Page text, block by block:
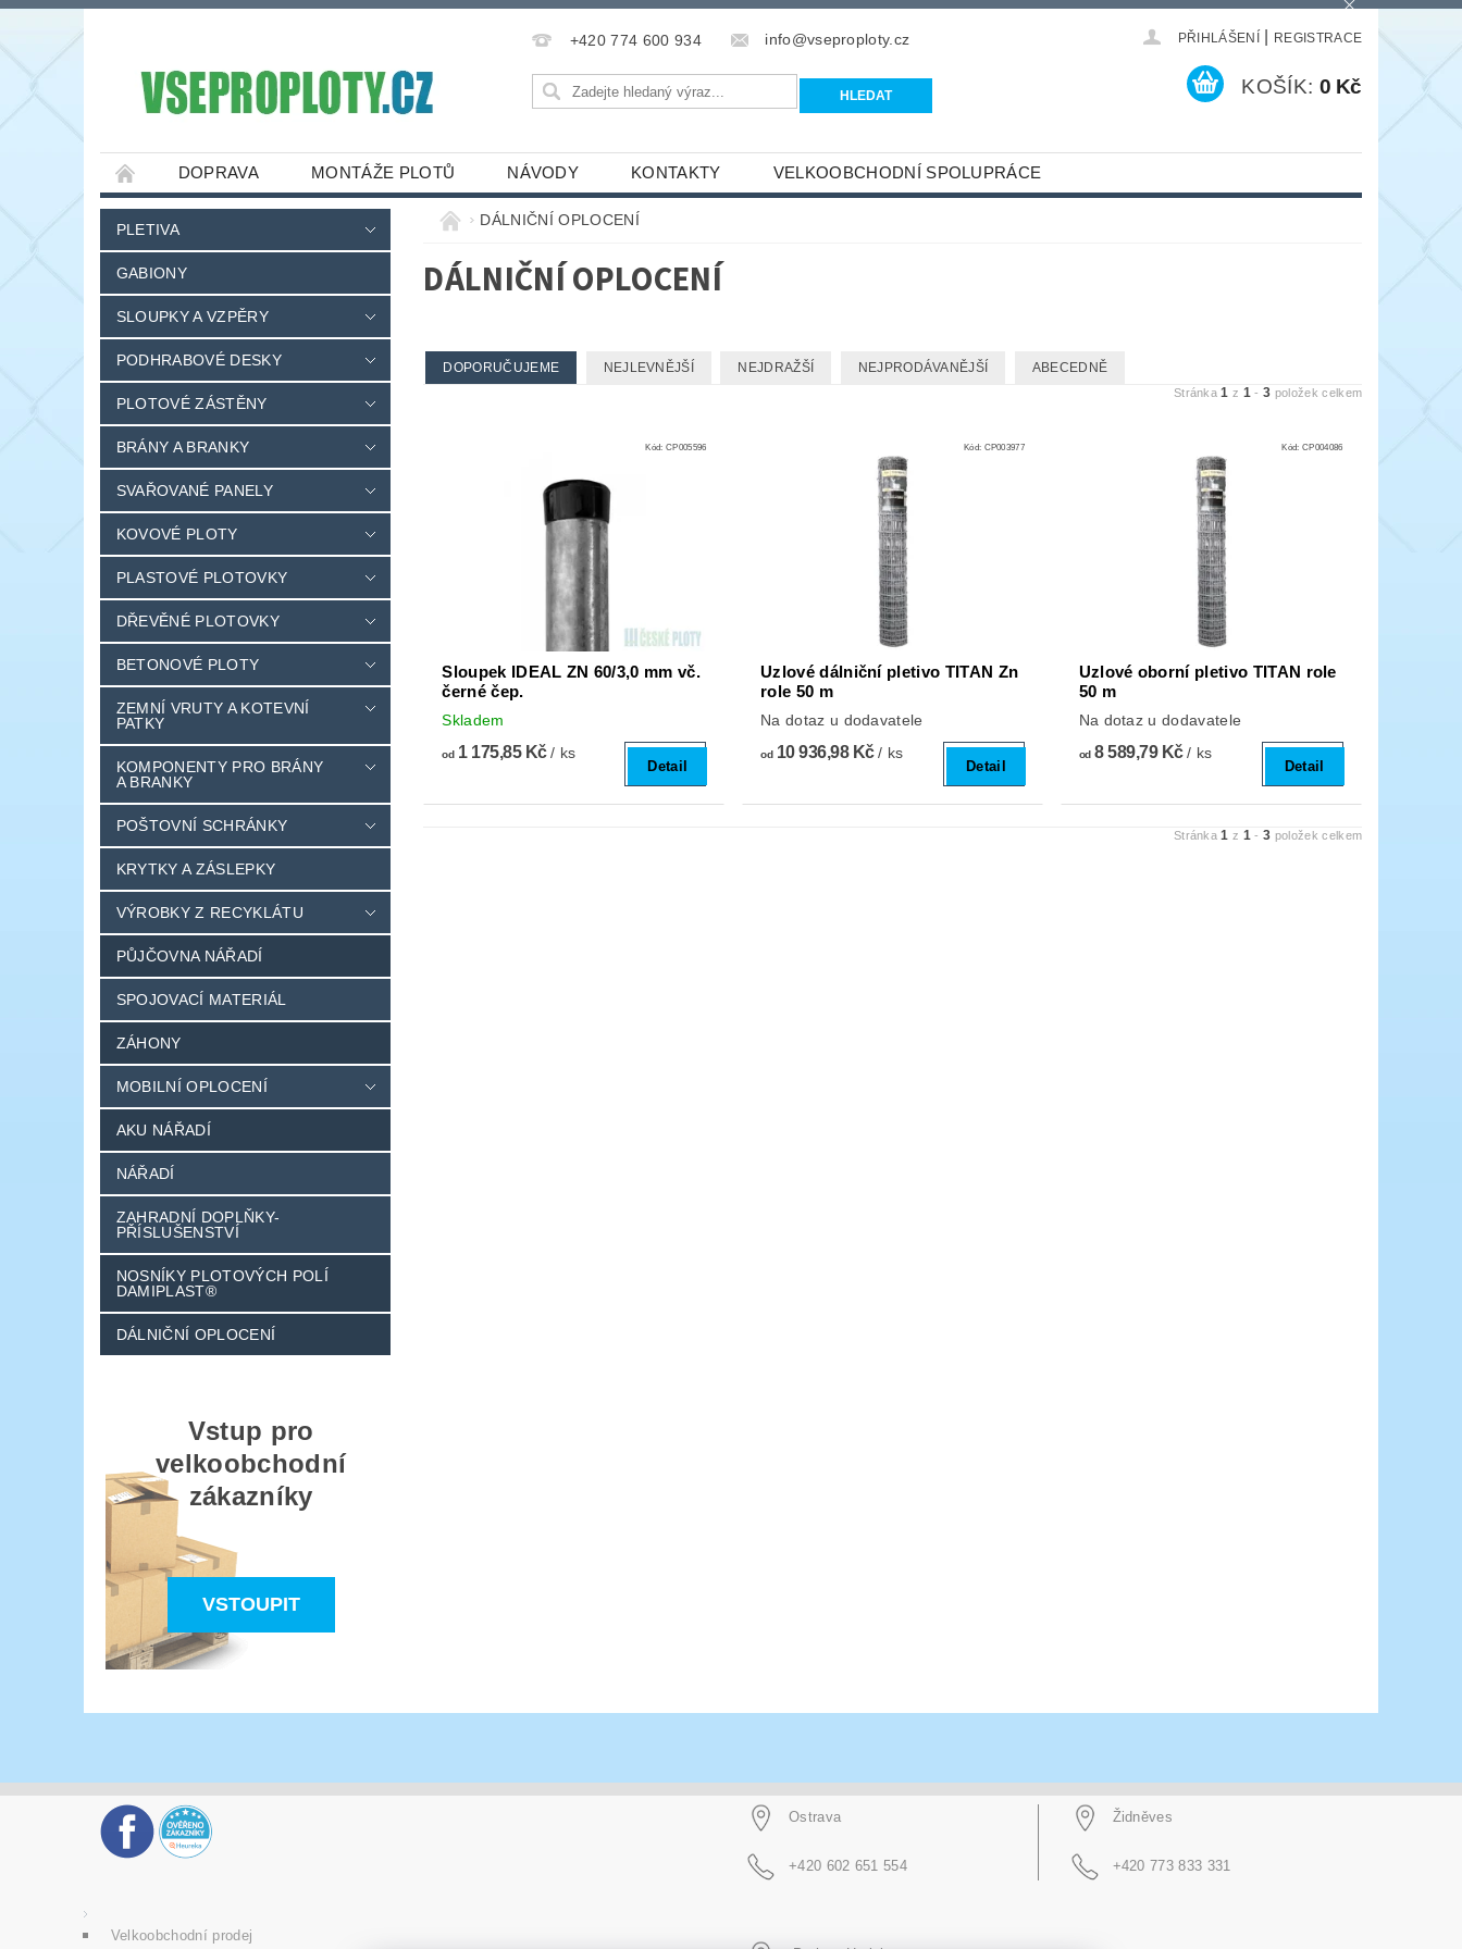
+420 774 600 934 info@vseproploty.cz PŘIHLÁŠENÍ REGISTRACE
KOŠÍK: 0 Kč
DOPRAVA MONTÁŽE PLOTŮ NÁVODY KONTAKTY VELKOOBCHODNÍ SPOLUPRÁCE
PLETIVA
GABIONY
SLOUPKY A VZPĚRY
PODHRABOVÉ DESKY
PLOTOVÉ ZÁSTĚNY
BRÁNY A BRANKY
SVAŘOVANÉ PANELY
KOVOVÉ PLOTY
PLASTOVÉ PLOTOVKY
DŘEVĚNÉ PLOTOVKY
BETONOVÉ PLOTY
ZEMNÍ VRUTY A KOTEVNÍ
PATKY
KOMPONENTY PRO BRÁNY
A BRANKY
POŠTOVNÍ SCHRÁNKY
KRYTKY A ZÁSLEPKY
VÝROBKY Z RECYKLÁTU
PŮJČOVNA NÁŘADÍ
SPOJOVACÍ MATERIÁL
ZÁHONY
MOBILNÍ OPLOCENÍ
AKU NÁŘADÍ
NÁŘADÍ
ZAHRADNÍ DOPLŇKY-
PŘÍSLUŠENSTVÍ
NOSNÍKY PLOTOVÝCH POLÍ
DAMIPLAST®
DÁLNIČNÍ OPLOCENÍ
Vstup pro
velkoobchodní
zákazníky
VSTOUPIT
DÁLNIČNÍ OPLOCENÍ
DÁLNIČNÍ OPLOCENÍ
DOPORUČUJEME NEJLEVNĚJŠÍ NEJDRAŽŠÍ NEJPRODÁVANĚJŠÍ ABECEDNĚ
Stránka1 z 1 -3 položek celkem
Kód: CP005596
Sloupek IDEAL ZN 60/3,0 mm vč.
černé čep.
Skladem
od1 175,85 Kč/ ks
Detail
Kód: CP003977
Uzlové dálniční pletivo TITAN Zn
role 50 m
Na dotaz u dodavatele
od10 936,98 Kč/ ks
Detail
Kód:CP004086
Uzlové oborní pletivo TITAN role
50 m
Na dotaz u dodavatele
od8 589,79 Kč/ ks
Detail
Stránka1 z 1 -3 položek celkem
Ostrava
+420 602 651 554
Židněves
+420 773 833 331
Velkoobchodní prodej